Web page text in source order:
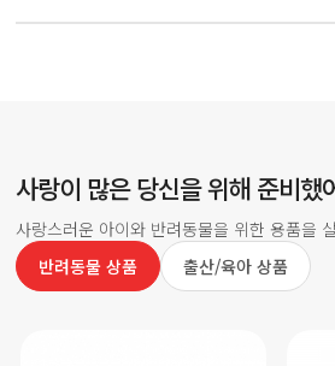
사랑이 많은 당신을 위해 준비했
사랑스러운 아이와 반려동물을 위한 용품을
반려동물 상품
출산/육아 상품